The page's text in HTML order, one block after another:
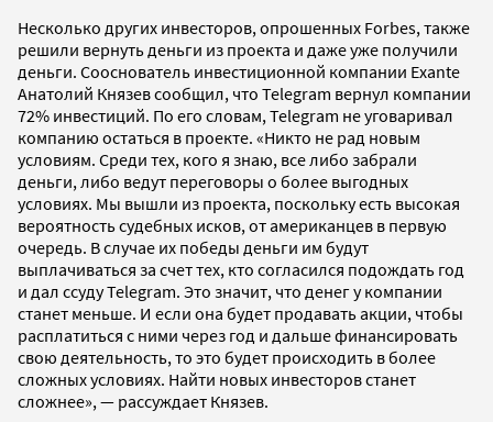
Несколько других инвесторов, опрошенных Forbes, также
решили вернуть деньги из проекта и даже уже получили
деньги. Сооснователь инвестиционной компании Exante
Анатолий Князев сообщил, что Telegram вернул компании
72% инвестиций. По его словам, Telegram не уговаривал
компанию остаться в проекте. «Никто не рад новым
условиям. Среди тех, кого я знаю, все либо забрали
деньги, либо ведут переговоры о более выгодных
условиях. Мы вышли из проекта, поскольку есть высокая
вероятность судебных исков, от американцев в первую
очередь. В случае их победы деньги им будут
выплачиваться за счет тех, кто согласился подождать год
и дал ссуду Telegram. Это значит, что денег у компании
станет меньше. И если она будет продавать акции, чтобы
расплатиться с ними через год и дальше финансировать
свою деятельность, то это будет происходить в более
сложных условиях. Найти новых инвесторов станет
сложнее», — рассуждает Князев.